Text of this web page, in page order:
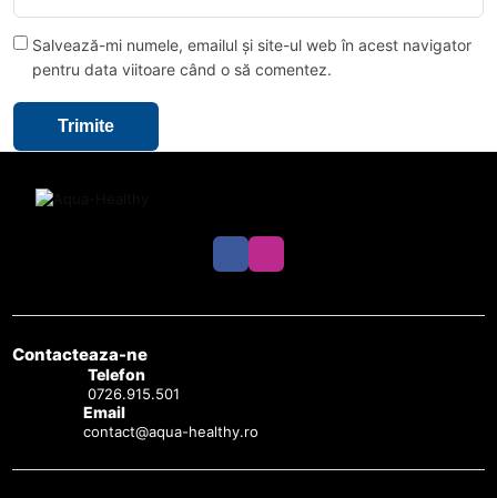
Salvează-mi numele, emailul și site-ul web în acest navigator
pentru data viitoare când o să comentez.
Contacteaza-ne
Telefon
0726.915.501
Email
contact@aqua-healthy.ro